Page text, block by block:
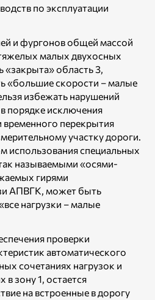
по эксплуатации
и фургонов общей массой
малых двухосных
область 3,
«большие скорости – малые
избежать нарушений
порядке исключения
перекрытия
участку дороги.
использования специальных
называемыми «осями-
гирями
АПВГК, может быть
нагрузки – малые
проверки
автоматического
сочетаниях нагрузок и
зону 1, остается
на встроенные в дорогу